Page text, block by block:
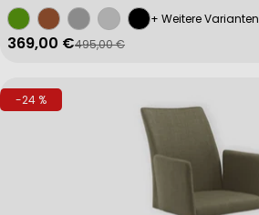
+ Weitere Varianten
Verkaufspreis
369,00 €
Regulärer Preis
495,00 €
-24 %